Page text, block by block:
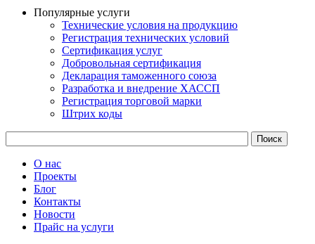
Популярные услуги
Технические условия на продукцию
Регистрация технических условий
Сертификация услуг
Добровольная сертификация
Декларация таможенного союза
Разработка и внедрение ХАССП
Регистрация торговой марки
Штрих коды
О нас
Проекты
Блог
Контакты
Новости
Прайс на услуги